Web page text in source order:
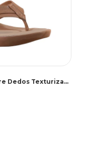
Tamanco Nude Tira Entre Dedos Texturizada | Modare